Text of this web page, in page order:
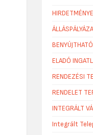
ELADÓ
RENDEZÉSI
RENDELET
INTEGRÁLT
Integrált